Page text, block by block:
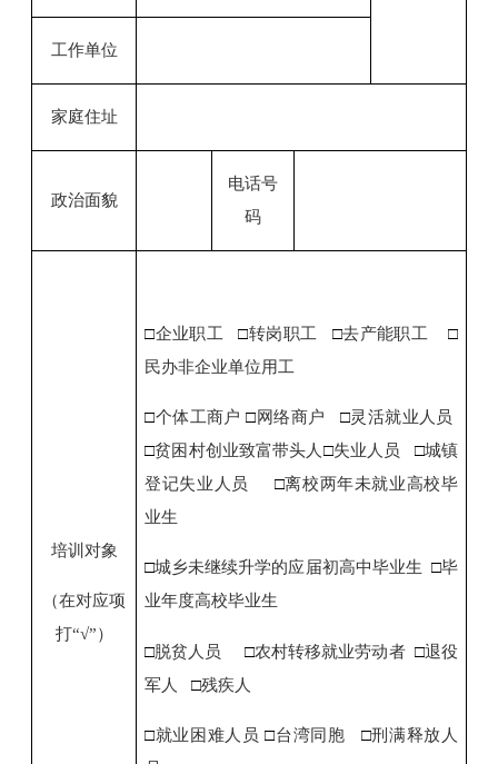
工作单位
家庭住址
政治面貌
电话号
码
培训对象
（在对应项
打“√”）
□企业职工 □转岗职工 □去产能职工
□
民办非企业单位用工
□个体工商户□网络商户 □灵活就业人员
□贫困村创业致富带头人 □失业人员 □城镇
登记失业人员
□离校两年未就业高校毕
业生
□城乡未继续升学的应届初高中毕业生 □毕
业年度高校毕业生
□脱贫人员 □农村转移就业劳动者 □退役
军人
□残疾人
□就业困难人员□台湾同胞 □刑满释放人